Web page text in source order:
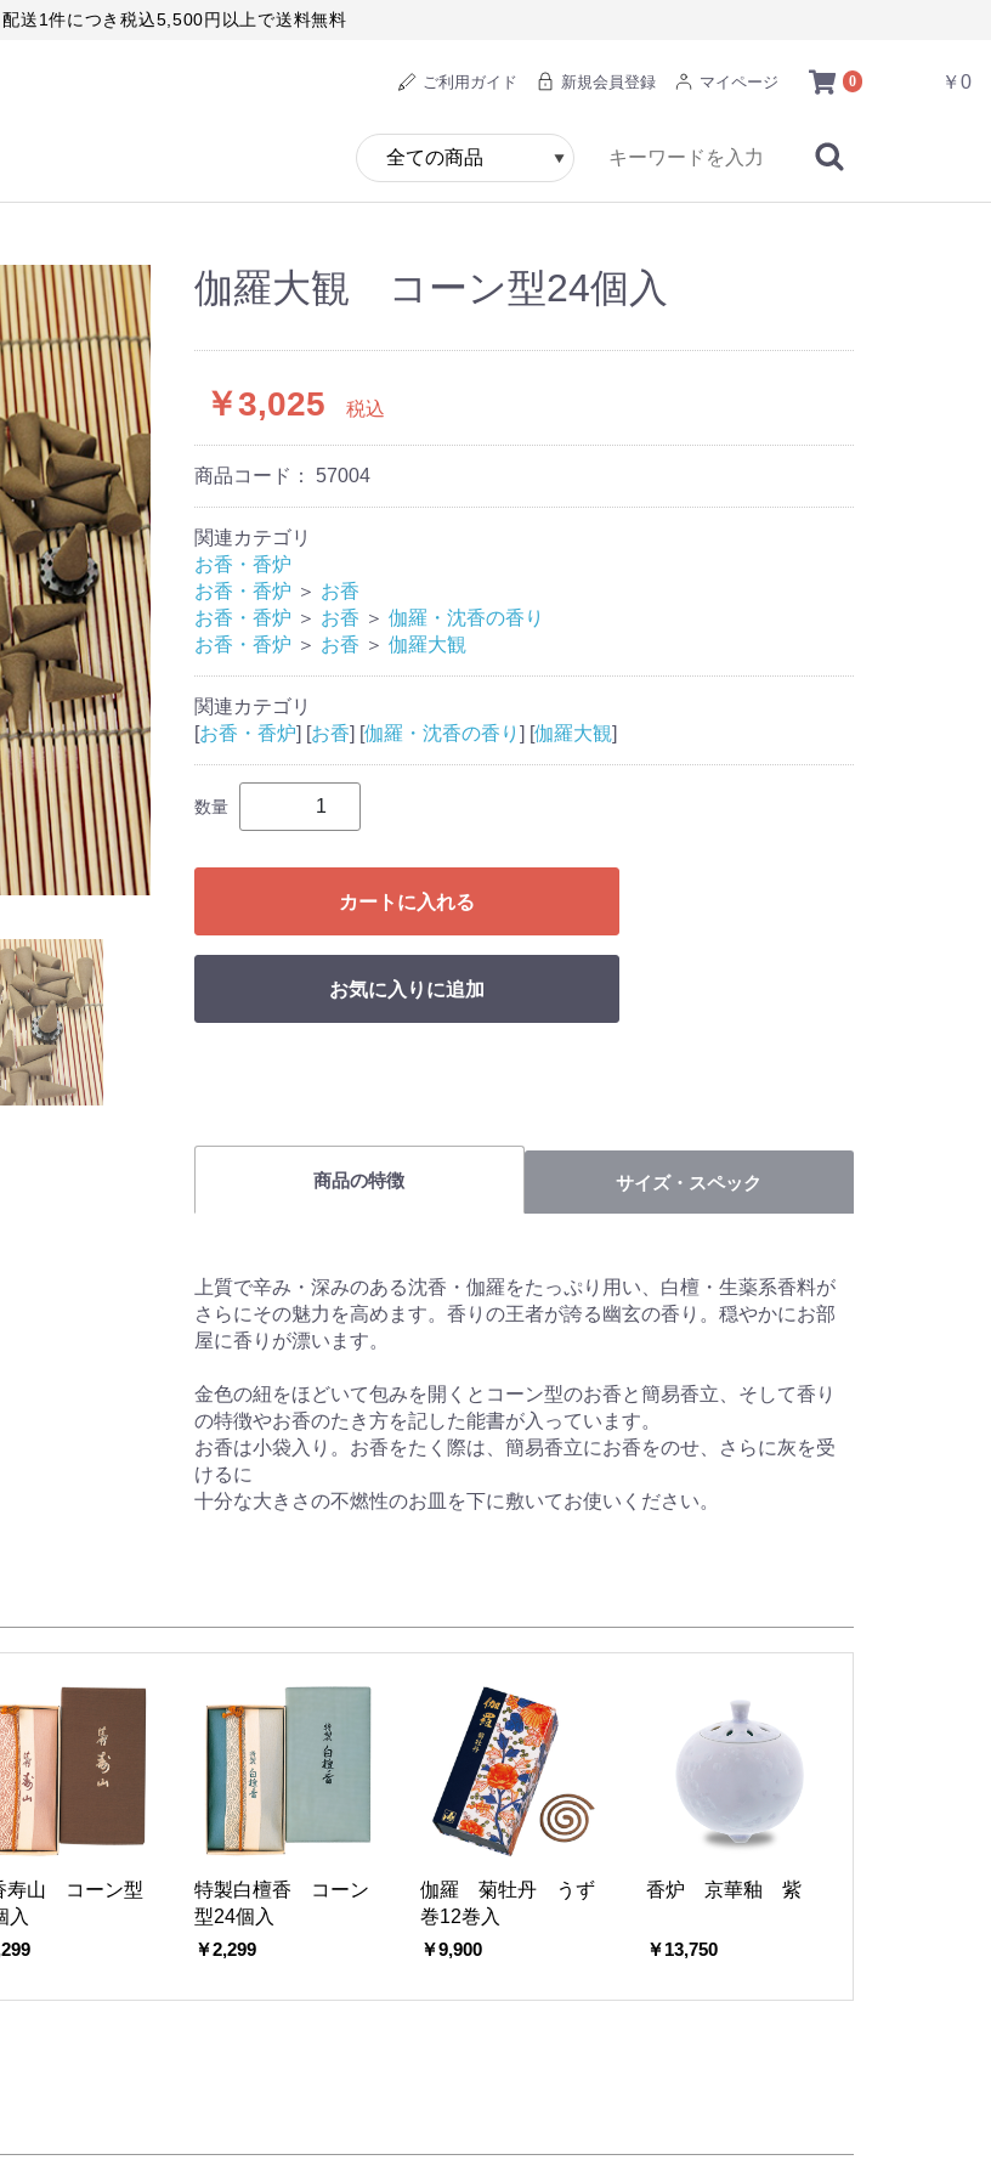
配送1件につき税込5,500円以上で送料無料
0 ￥0
ご利用ガイド 新規会員登録 マイページ
伽羅大観 コーン型24個入
￥3,025 税込
商品コード： 57004
関連カテゴリ
お香・香炉
お香・香炉 ＞ お香
お香・香炉 ＞ お香 ＞ 伽羅・沈香の香り
お香・香炉 ＞ お香 ＞ 伽羅大観
関連カテゴリ
[お香・香炉] [お香] [伽羅・沈香の香り ] [伽羅大観]
数量
カートに入れる
お気に入りに追加
商品の特徴 サイズ・スペック
上質で辛み・深みのある沈香・伽羅をたっぷり用い、白檀・生薬系香料が
さらにその魅力を高めます。香りの王者が誇る幽玄の香り。穏やかにお部
屋に香りが漂います。
金色の紐をほどいて包みを開くとコーン型のお香と簡易香立、そして香り
の特徴やお香のたき方を記した能書が入っています。
お香は小袋入り。お香をたく際は、簡易香立にお香をのせ、さらに灰を受
けるに
十分な大きさの不燃性のお皿を下に敷いてお使いください。
寿山 コーン型
入
特製白檀香 コーン
型24個入
￥2,299
伽羅 菊牡丹 うず
巻12巻入
￥9,900
香炉 京華釉 紫
￥13,750